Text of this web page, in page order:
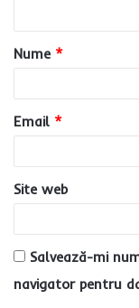
a
r
*
Nume *
Email *
Site web
Salvează-mi
navigator pentru